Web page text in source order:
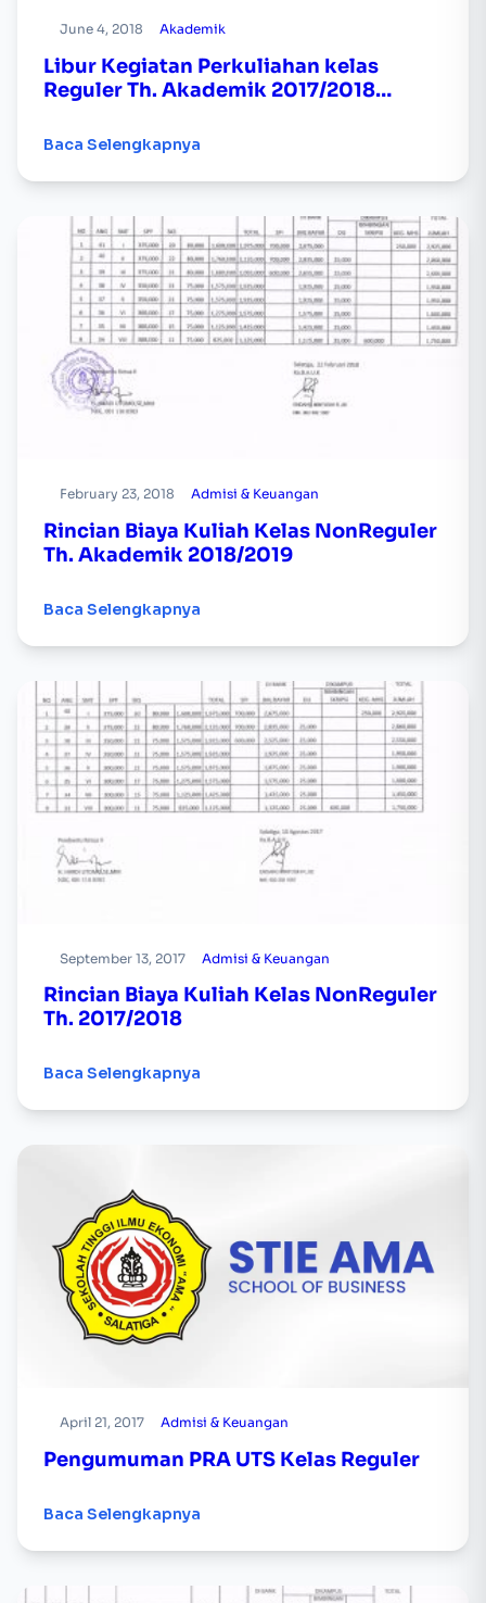
June 4, 2018 Akademik
Libur Kegiatan Perkuliahan kelas
Reguler Th. Akademik 2017/2018
Baca Selengkapnya
February 23, 2018 Admisi & Keuangan
Rincian Biaya Kuliah Kelas NonReguler
Th. Akademik 2018/2019
Baca Selengkapnya
September 13, 2017 Admisi & Keuangan
Rincian Biaya Kuliah Kelas NonReguler
Th. 2017/2018
Baca Selengkapnya
April 21, 2017 Admisi & Keuangan
Pengumuman PRA UTS Kelas Reguler
Baca Selengkapnya